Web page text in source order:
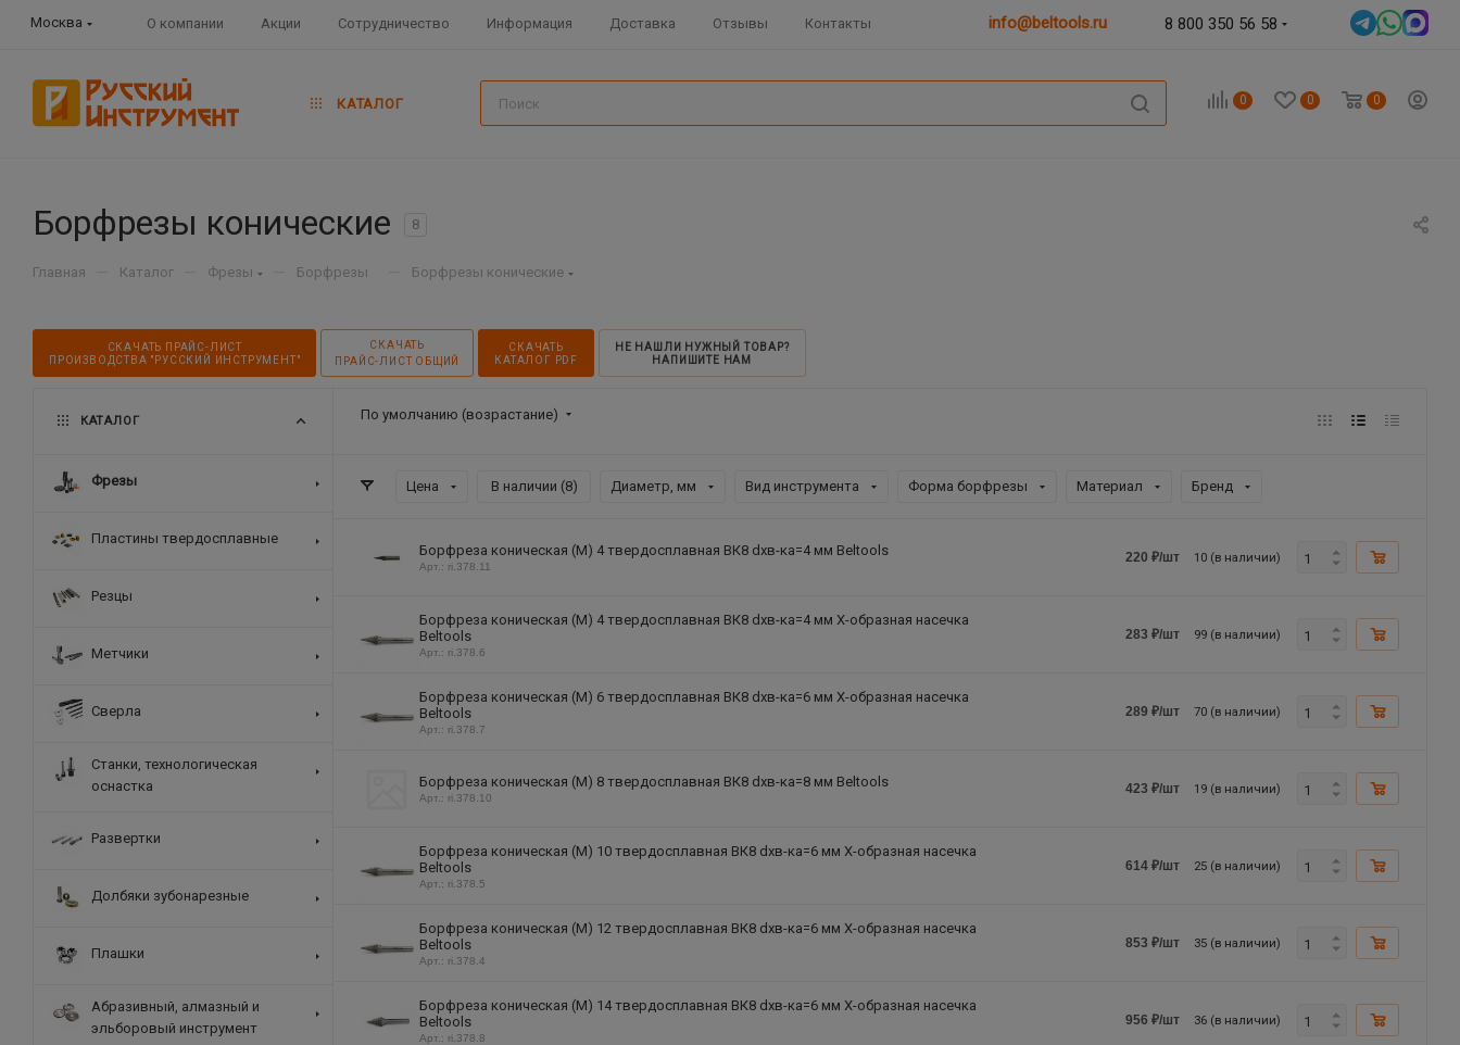
Москва О компании Акции Сотрудничество Информация Доставка Отзывы Контакты info@beltools.ru 8 800 350 56 58
КАТАЛОГ 0 0 0
Борфрезы конические 8
Главная Каталог Фрезы Борфрезы Борфрезы конические
СКАЧАТЬ ПРАЙС-ЛИСТ
ПРОИЗВОДСТВА "РУССКИЙ ИНСТРУМЕНТ"
СКАЧАТЬ
ПРАЙС-ЛИСТ ОБЩИЙ
СКАЧАТЬ
КАТАЛОГ PDF
НЕ НАШЛИ НУЖНЫЙ ТОВАР?
НАПИШИТЕ НАМ
По умолчанию (возрастание)
Цена В наличии (8) Диаметр, мм Вид инструмента Форма борфрезы Материал Бренд
Борфреза коническая (M) 4 твердосплавная ВК8 dхв-ка=4 мм Beltools
Арт.: ri.378.11
220 ₽/шт 10 (в наличии)
Борфреза коническая (M) 4 твердосплавная ВК8 dхв-ка=4 мм Х-образная насечка
Beltools
Арт.: ri.378.6
283 ₽/шт 99 (в наличии)
Борфреза коническая (M) 6 твердосплавная ВК8 dхв-ка=6 мм Х-образная насечка
Beltools
Арт.: ri.378.7
289 ₽/шт 70 (в наличии)
Борфреза коническая (M) 8 твердосплавная ВК8 dхв-ка=8 мм Beltools
Арт.: ri.378.10
423 ₽/шт 19 (в наличии)
Борфреза коническая (M) 10 твердосплавная ВК8 dхв-ка=6 мм Х-образная насечка
Beltools
Арт.: ri.378.5
614 ₽/шт 25 (в наличии)
Борфреза коническая (M) 12 твердосплавная ВК8 dхв-ка=6 мм Х-образная насечка
Beltools
Арт.: ri.378.4
853 ₽/шт 35 (в наличии)
Борфреза коническая (M) 14 твердосплавная ВК8 dхв-ка=6 мм Х-образная насечка
Beltools
Арт.: ri.378.8
956 ₽/шт 36 (в наличии)
КАТАЛОГ
Фрезы
Пластины твердосплавные
Резцы
Метчики
Сверла
Станки, технологическая
оснастка
Развертки
Долбяки зубонарезные
Плашки
Абразивный, алмазный и
эльборовый инструмент